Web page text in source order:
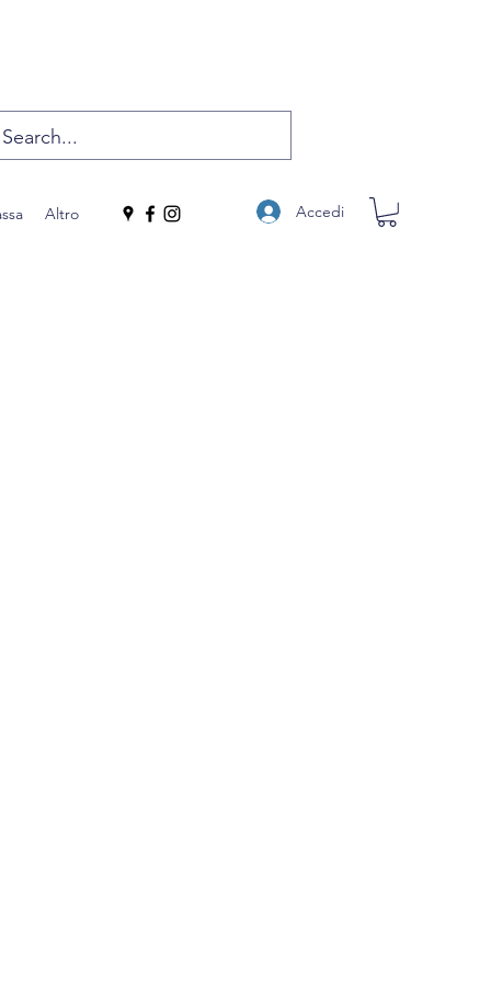
Altro Accedi